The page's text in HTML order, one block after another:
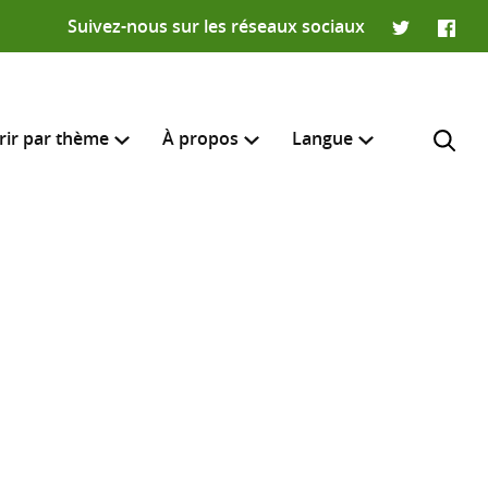
Suivez-nous sur les réseaux sociaux
Twitter
par thème À propos Langue
recherche